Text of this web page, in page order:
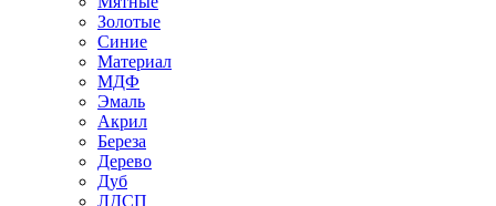
Золотые
Синие
Материал
МДФ
Эмаль
Акрил
Береза
Дерево
Дуб
ЛДСП